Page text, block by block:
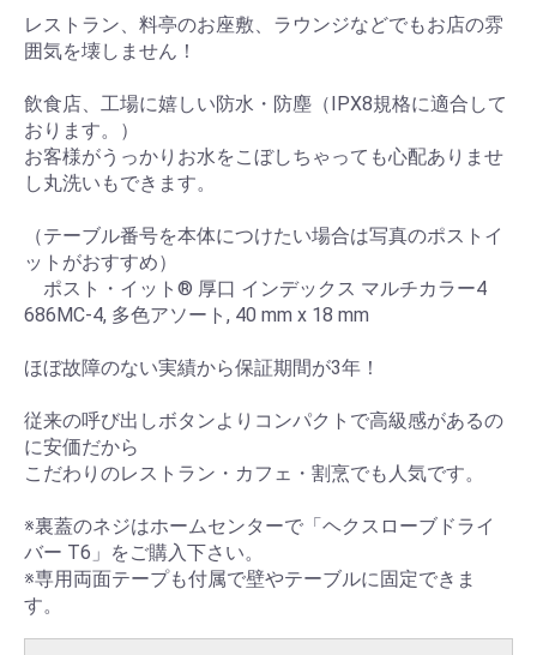
レストラン、料亭のお座敷、ラウンジなどでもお店の雰
囲気を壊しません！
飲食店、工場に嬉しい防水・防塵（IPX8規格に適合して
おります。）
お客様がうっかりお水をこぼしちゃっても心配ありませ
し丸洗いもできます。
（テーブル番号を本体につけたい場合は写真のポストイ
ットがおすすめ）
ポスト・イット® 厚口 インデックス マルチカラー4
686MC-4, 多色アソート, 40 mm x 18 mm
ほぼ故障のない実績から保証期間が3年！
従来の呼び出しボタンよりコンパクトで高級感があるの
に安価だから
こだわりのレストラン・カフェ・割烹でも人気です。
※裏蓋のネジはホームセンターで「ヘクスローブドライ
バー T6」をご購入下さい。
※専用両面テープも付属で壁やテーブルに固定できま
す。